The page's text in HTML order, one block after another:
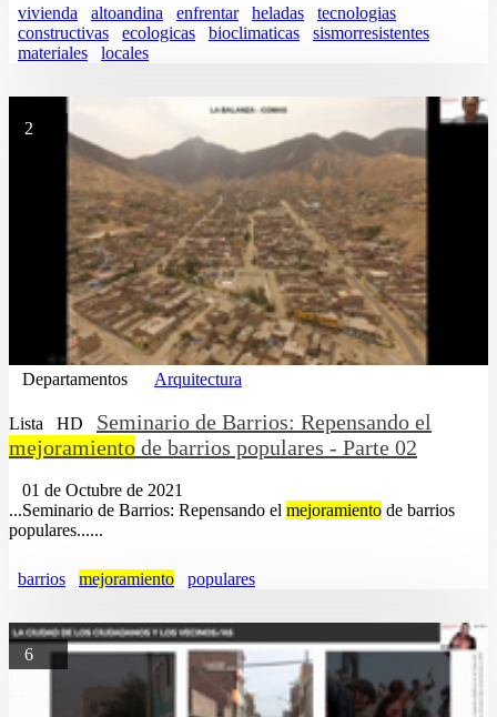
vivienda altoandina enfrentar heladas
tecnologias
constructivas
ecologicas bioclimaticas
sismorresistentes
materiales
locales
2
Departamentos Arquitectura
Lista HD
Seminario de Barrios: Repensando el
mejoramiento de barrios populares - Parte 02
01 de Octubre de 2021
...Seminario de Barrios: Repensando el mejoramiento de barrios
populares......
barrios mejoramiento populares
6